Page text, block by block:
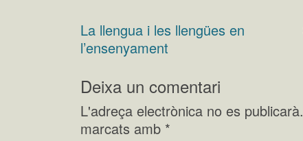
Navegació
La llengua i les llengües en
l’ensenyament
Deixa un comentari
L'adreça electrònica no es publicarà.
marcats amb *